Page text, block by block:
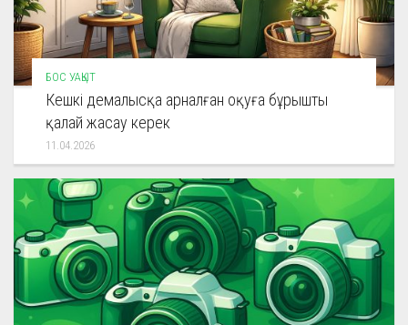
БОС УАҚЫТ
Кешкі демалысқа арналған оқуға бұрышты
қалай жасау керек
11.04.2026